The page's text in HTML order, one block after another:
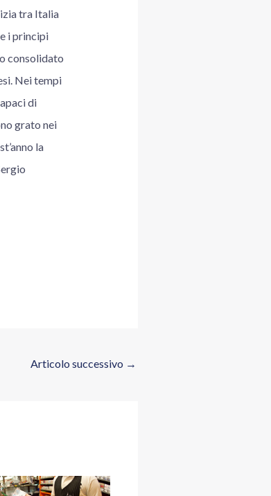
tra Italia
i principi
consolidato
Nei tempi
di
grato nei
la
Articolo successivo →